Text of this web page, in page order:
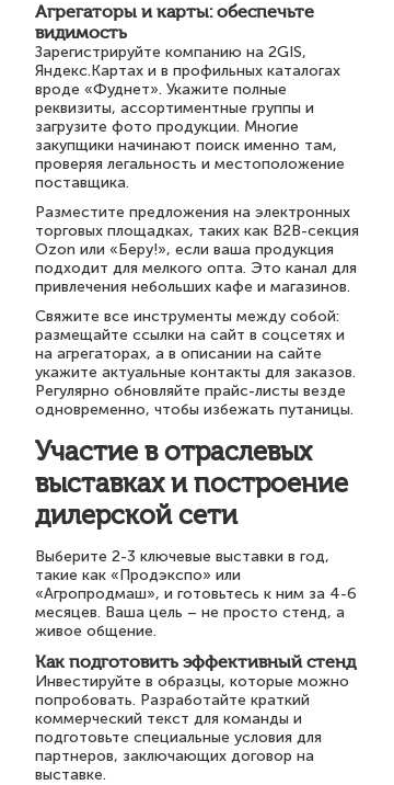
Агрегаторы и карты: обеспечьте
видимость
Зарегистрируйте компанию на 2GIS,
Яндекс.Картах и в профильных каталогах
вроде «Фуднет». Укажите полные
реквизиты, ассортиментные группы и
загрузите фото продукции. Многие
закупщики начинают поиск именно там,
проверяя легальность и местоположение
поставщика.
Разместите предложения на электронных
торговых площадках, таких как B2B-секция
Ozon или «Беру!», если ваша продукция
подходит для мелкого опта. Это канал для
привлечения небольших кафе и магазинов.
Свяжите все инструменты между собой:
размещайте ссылки на сайт в соцсетях и
на агрегаторах, а в описании на сайте
укажите актуальные контакты для заказов.
Регулярно обновляйте прайс-листы везде
одновременно, чтобы избежать путаницы.
Участие в отраслевых
выставках и построение
дилерской сети
Выберите 2-3 ключевые выставки в год,
такие как «Продэкспо» или
«Агропродмаш», и готовьтесь к ним за 4-6
месяцев. Ваша цель – не просто стенд, а
живое общение.
Как подготовить эффективный стенд
Инвестируйте в образцы, которые можно
попробовать. Разработайте краткий
коммерческий текст для команды и
подготовьте специальные условия для
партнеров, заключающих договор на
выставке.